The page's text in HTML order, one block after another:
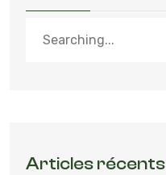
Articles récents